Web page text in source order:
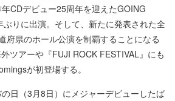
CDデビュー25周年を迎えたGOING
りに出演。そして、新たに発表された全
府県のホール公演を制覇することになる
ツアーや『FUJI ROCK FESTIVAL』にも
が初登場する。
日（3月8日）にメジャーデビューしたば